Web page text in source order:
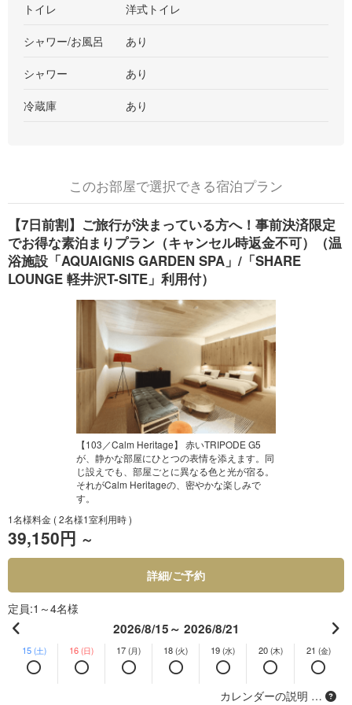
トイレ 洋式トイレ
シャワー/お風呂 あり
シャワー あり
冷蔵庫 あり
このお部屋で選択できる宿泊プラン
【7日前割】ご旅行が決まっている方へ！事前決済限定
でお得な素泊まりプラン（キャンセル時返金不可）（温
浴施設「AQUAIGNIS GARDEN SPA」/「SHARE
LOUNGE 軽井沢T-SITE」利用付）
【103／Calm Heritage】 赤いTRIPODE G5
が、静かな部屋にひとつの表情を添えます。同
じ設えでも、部屋ごとに異なる色と光が宿る。
それがCalm Heritageの、密やかな楽しみで
す。
1名様料金 ( 2名様1室利用時 )
39,150円 ～
詳細/ご予約
定員 1～4名様
2026/8/15～ 2026/8/21
15 (土) 16 (日) 17 (月) 18 (火) 19 (水) 20 (木) 21 (金)
カレンダーの説明 …